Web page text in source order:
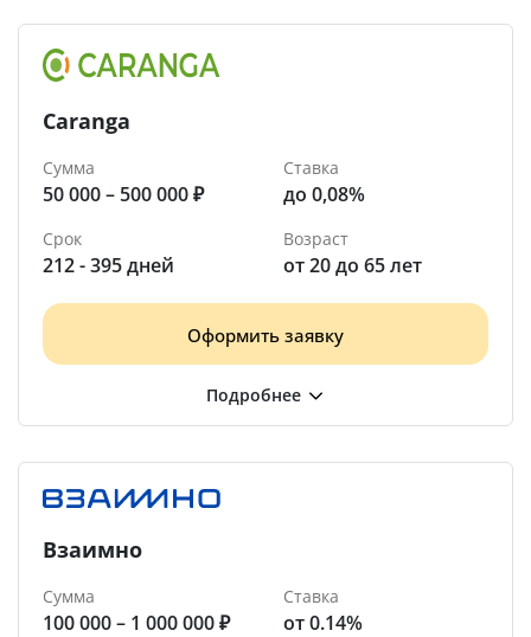
Caranga
Сумма
50 000 – 500 000 ₽
Ставка
до 0,08%
Срок
212 - 395 дней
Возраст
от 20 до 65 лет
Оформить заявку
Взаимно
Сумма
100 000 – 1 000 000 ₽
Ставка
от 0.14%